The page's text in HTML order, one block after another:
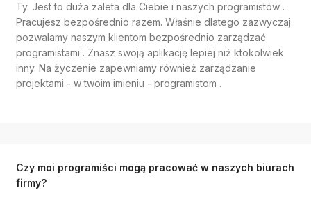
Ty. Jest to duża zaleta dla Ciebie i naszych programistów .
Pracujesz bezpośrednio razem. Właśnie dlatego zazwyczaj
pozwalamy naszym klientom bezpośrednio zarządzać
programistami . Znasz swoją aplikację lepiej niż ktokolwiek
inny. Na życzenie zapewniamy również zarządzanie
projektami - w twoim imieniu - programistom .
Czy moi programiści mogą pracować w naszych biurach
firmy?